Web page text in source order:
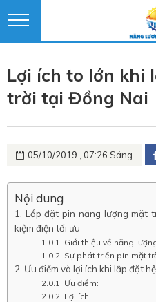
Lợi ích to lớn khi
trời tại Đồng Nai
05/10/2019 , 07:26 Sáng
Nội dung
Lắp đặt pin năng lượng mặt
kiệm điện tối ưu
Giới thiệu về năng
Sự phát triển pin mặt
Ưu điểm và lợi ích khi lắp đặt
Ưu điểm:
Lợi ích: